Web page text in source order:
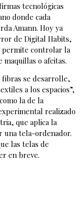
tecnológicas
donde cada
Amann. Hoy ya
de Digital Habits,
permite controlar la
o afeitas.
fibras se desarrolle,
a los espacios”,
la de la
realizado
que aplica la
una tela-ordenador.
las telas de
en breve.